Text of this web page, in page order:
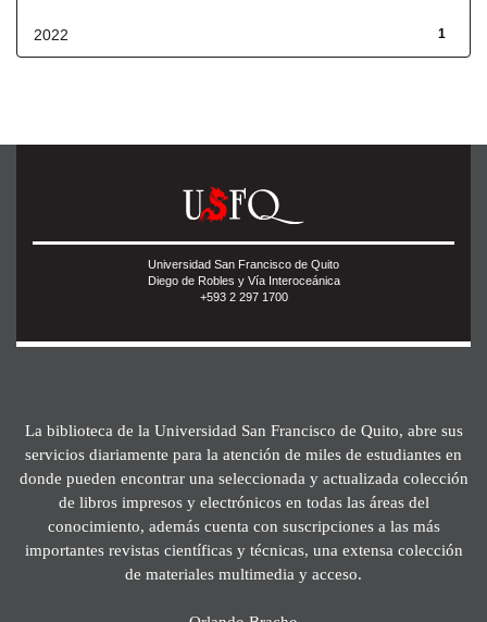
1
2022
Universidad San Francisco de Quito
Diego de Robles y Vía Interoceánica
+593 2 297 1700
La biblioteca de la Universidad San Francisco de Quito, abre sus
servicios diariamente para la atención de miles de estudiantes en
donde pueden encontrar una seleccionada y actualizada colección
de libros impresos y electrónicos en todas las áreas del
conocimiento, además cuenta con suscripciones a las más
importantes revistas científicas y técnicas, una extensa colección
de materiales multimedia y acceso.